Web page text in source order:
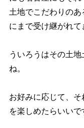
土地でこだわりの
にまで受け継がれて
ういろうはその土
ね。
お好みに応じて、
を楽しめたらいいで